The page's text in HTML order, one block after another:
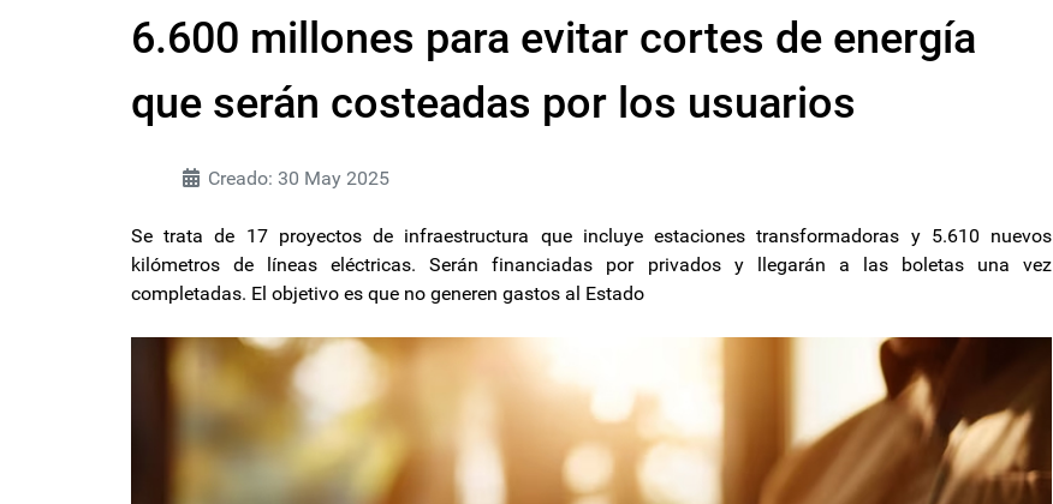
6.600 millones para evitar cortes de energía
que serán costeadas por los usuarios
Creado: 30 May 2025
Se trata de 17 proyectos de infraestructura que incluye estaciones transformadoras y 5.610 nuevos
kilómetros de líneas eléctricas. Serán financiadas por privados y llegarán a las boletas una vez
completadas. El objetivo es que no generen gastos al Estado